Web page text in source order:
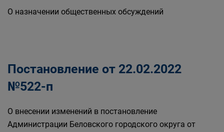
О назначении общественных обсуждений
Постановление от 22.02.2022
№522-п
О внесении изменений в постановление
Администрации Беловского городского округа от